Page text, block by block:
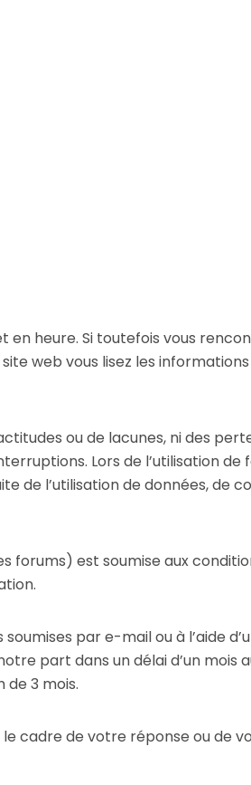
en heure. Si toutefois vous
web vous lisez les
ou de lacunes, ni des
Lors de l’utilisation
l’utilisation de données, de
est soumise aux
par e-mail ou à l’aide
part dans un délai d’un
de 3 mois.
cadre de votre réponse ou